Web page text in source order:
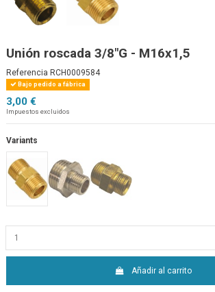
Unión roscada 3/8"G - M16x1,5
Referencia RCH0009584
Bajo pedido a fábrica
3,00 €
Impuestos excluidos
Variants
Añadir al carrito